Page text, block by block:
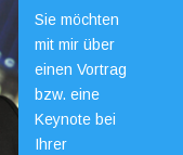
Sie möchten
mit mir über
einen Vortrag
bzw. eine
Keynote bei
Ihrer